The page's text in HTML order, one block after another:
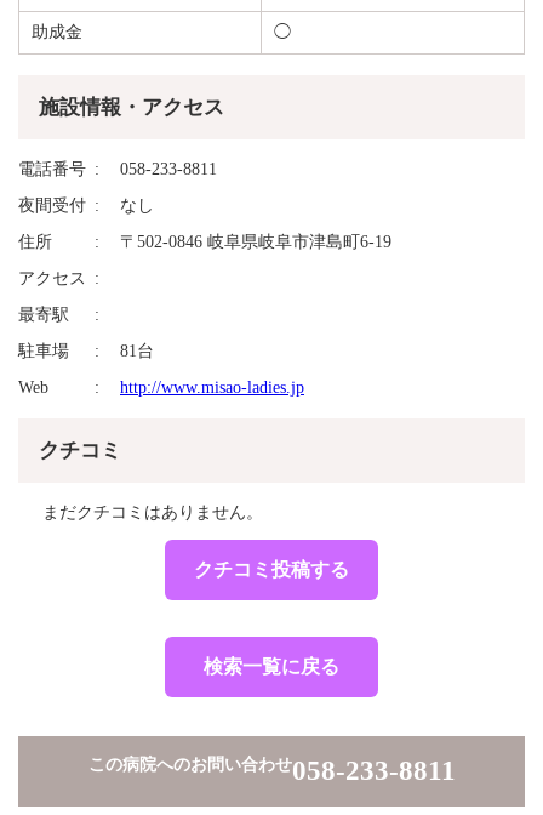
助成金 ◯
施設情報・アクセス
電話番号
058-233-8811
夜間受付
なし
住所
〒502-0846 岐阜県岐阜市津島町6-19
アクセス
最寄駅
駐車場
81台
Web
http://www.misao-ladies.jp
クチコミ
まだクチコミはありません。
クチコミ投稿する
検索一覧に戻る
この病院へのお問い合わせ058-233-8811